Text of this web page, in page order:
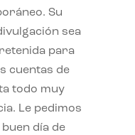
Su
sea
para
cuentas de
todo muy
Le pedimos
día de